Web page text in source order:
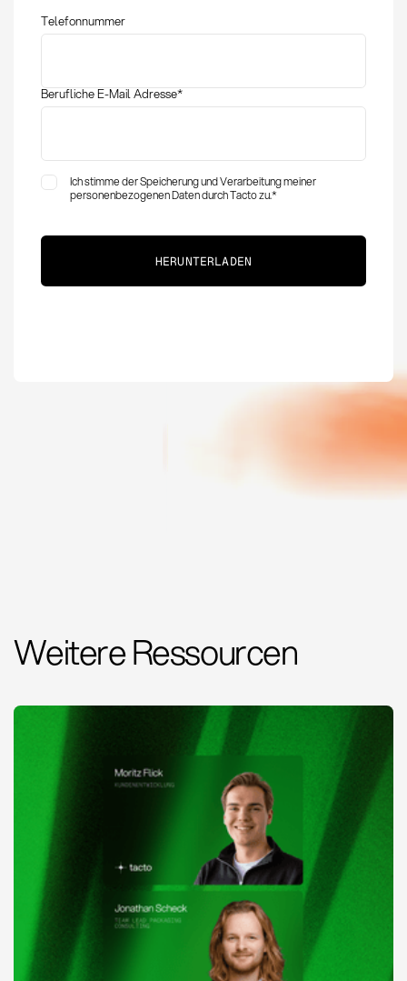
Telefonnummer
Berufliche E-Mail Adresse*
Ich stimme der Speicherung und Verarbeitung meiner
personenbezogenen Daten durch Tacto zu.*
Weitere Ressourcen